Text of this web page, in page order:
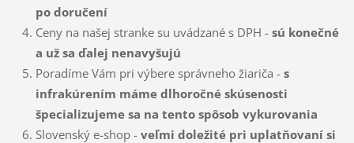
po doručení
Ceny na našej stranke su uvádzané s DPH - sú konečné
a už sa ďalej nenavyšujú
Poradíme Vám pri výbere správneho žiariča - s
infrakúrením máme dlhoročné skúsenosti
špecializujeme sa na tento spôsob vykurovania
Slovenský e-shop - veľmi doležité pri uplatňovaní si